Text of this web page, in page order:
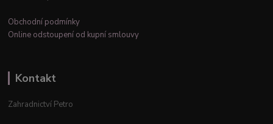
Obchodní podmínky
Online odstoupení od kupní smlouvy
Kontakt
Zahradnictví Petro